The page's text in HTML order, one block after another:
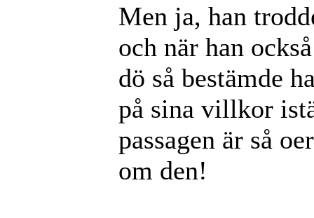
Men ja, han
och när han
dö så bestämde
på sina villkor
passagen är så
om den!